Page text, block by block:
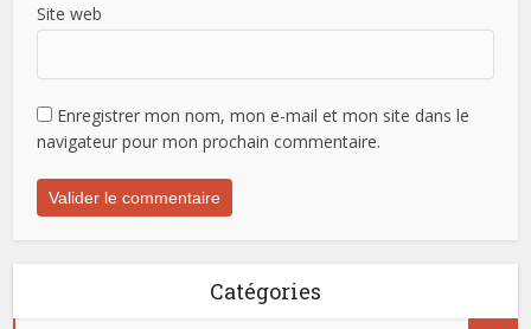
Site web
Enregistrer mon nom, mon e-mail et mon site dans le
navigateur pour mon prochain commentaire.
Catégories